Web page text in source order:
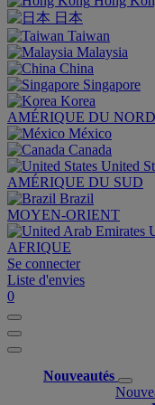
日本
Taiwan
Malaysia
China
Singapore
Korea
AMÉRIQUE DU NORD
México
Canada
United
AMÉRIQUE DU SUD
Brazil
MOYEN-ORIENT
AFRIQUE
Se connecter
Liste d'envies
0
Nouveautés